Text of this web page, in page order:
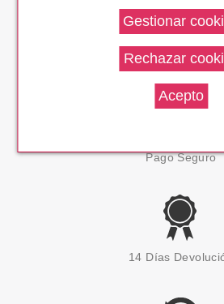
Envío En 24 H
Pago Seguro
14 Días